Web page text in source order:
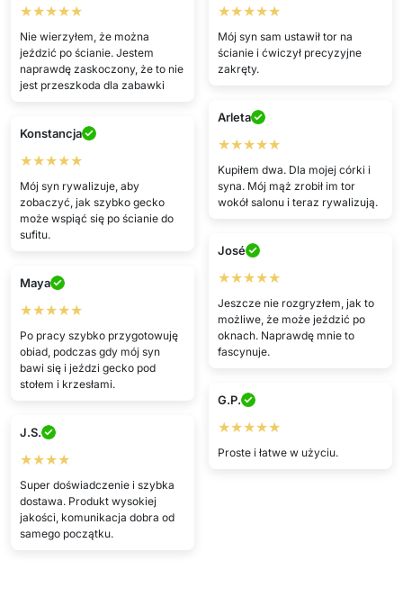
★★★★★
Nie wierzyłem, że można
jeździć po ścianie. Jestem
naprawdę zaskoczony, że to nie
jest przeszkoda dla zabawki
★★★★★
Mój syn sam ustawił tor na
ścianie i ćwiczył precyzyjne
zakręty.
Arleta
★★★★★
Kupiłem dwa. Dla mojej córki i
syna. Mój mąż zrobił im tor
wokół salonu i teraz rywalizują.
Konstancja
★★★★★
Mój syn rywalizuje, aby
zobaczyć, jak szybko gecko
może wspiąć się po ścianie do
sufitu.
José
★★★★★
Jeszcze nie rozgryzłem, jak to
możliwe, że może jeździć po
oknach. Naprawdę mnie to
fascynuje.
Maya
★★★★★
Po pracy szybko przygotowuję
obiad, podczas gdy mój syn
bawi się i jeździ gecko pod
stołem i krzesłami.
G.P.
★★★★★
Proste i łatwe w użyciu.
J.S.
★★★★
Super doświadczenie i szybka
dostawa. Produkt wysokiej
jakości, komunikacja dobra od
samego początku.